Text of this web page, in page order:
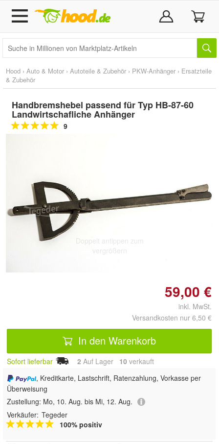
Hood › Auto & Motor › Autoteile & Zubehör › PKW-Anhänger › Ersatzteile
& Zubehör
Handbremshebel passend für Typ HB-87-60
Landwirtschafliche Anhänger
9
Doppelt antippen zum
vergrößern
59,00 €
inkl. MwSt.
Versandkosten nur 6,50 €
In den Warenkorb
Sofort lieferbar 2 Auf Lager 10 verkauft
, Kreditkarte, Lastschrift, Ratenzahlung, Vorkasse per
Überweisung
Zustellung: Mo, 10. Aug. bis Mi, 12. Aug.
Verkäufer: Tegeder
100% positiv